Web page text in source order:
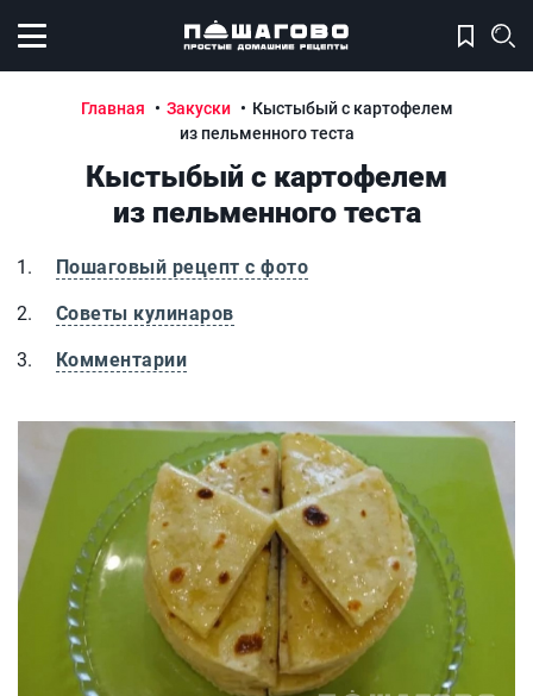
Открыть меню
Главная Закуски
Кыстыбый с картофелем
из пельменного теста
Кыстыбый с картофелем
из пельменного теста
Пошаговый рецепт с фото
Советы кулинаров
Комментарии
Кыстыбый с картофелем из пельменного теста